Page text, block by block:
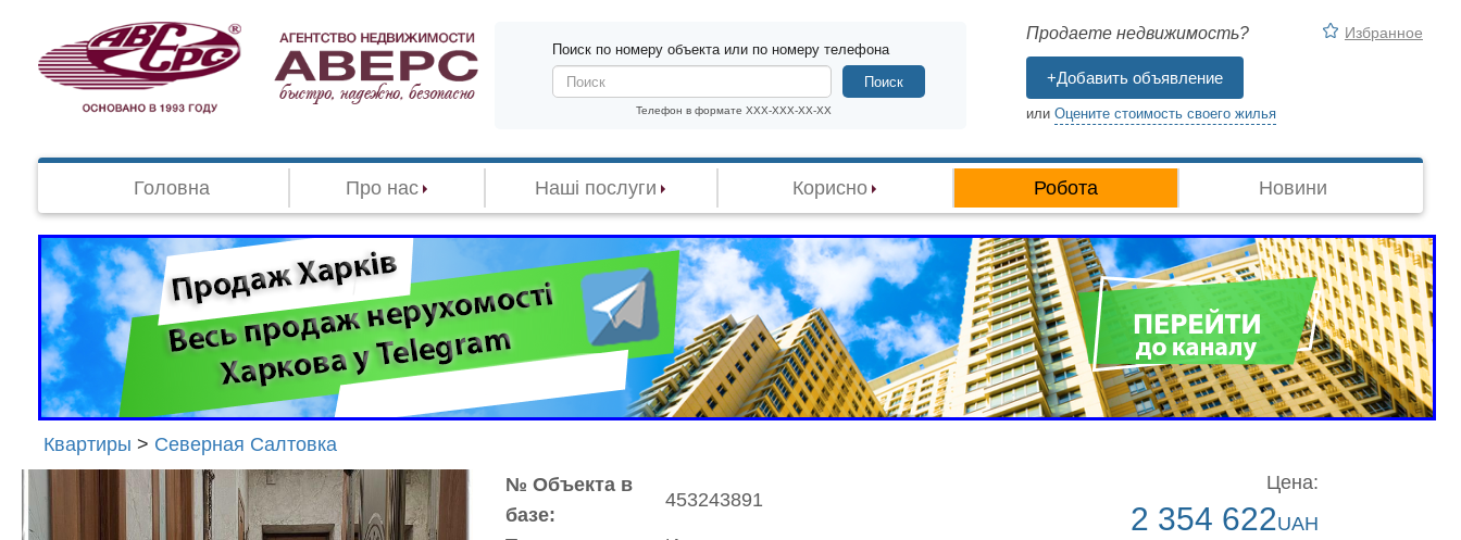
Поиск по номеру объекта или по номеру телефона
Телефон в формате XXX-XXX-XX-XX
Поиск
Продаете недвижимость?
+Добавить объявление
или Оцените стоимость своего жилья
Избранное
Головна Про нас Наші послуги Корисно Робота Новини
Квартиры > Северная Салтовка
Агенство
недвижимости
№ Объекта в
базе:
453243891
Цена:
2 354 622UAH